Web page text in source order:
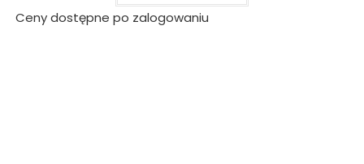
Ceny dostępne po zalogowaniu